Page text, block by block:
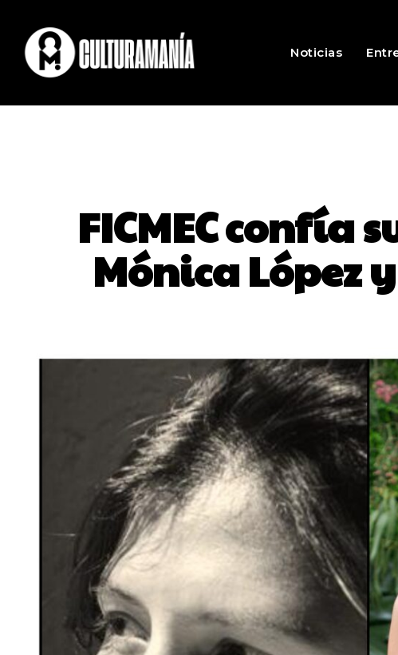
Noticias
FICMEC confía
Mónica López